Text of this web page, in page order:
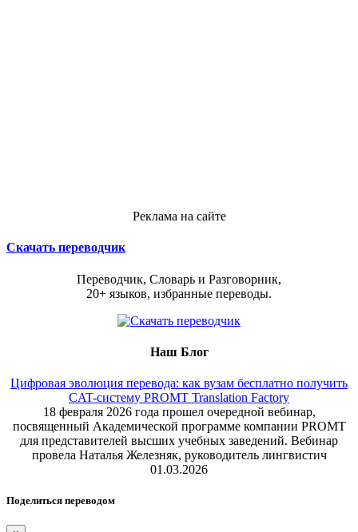
Реклама на сайте
Скачать переводчик
Переводчик, Словарь и Разговорник,
20+ языков, избранные переводы.
Наш Блог
Цифровая эволюция перевода: как вузам бесплатно получить
CAT-систему PROMT Translation Factory
18 февраля 2026 года прошел очередной вебинар,
посвященный Академической программе компании PROMT
для представителей высших учебных заведений. Вебинар
провела Наталья Железняк, руководитель лингвистич
01.03.2026
Поделиться переводом